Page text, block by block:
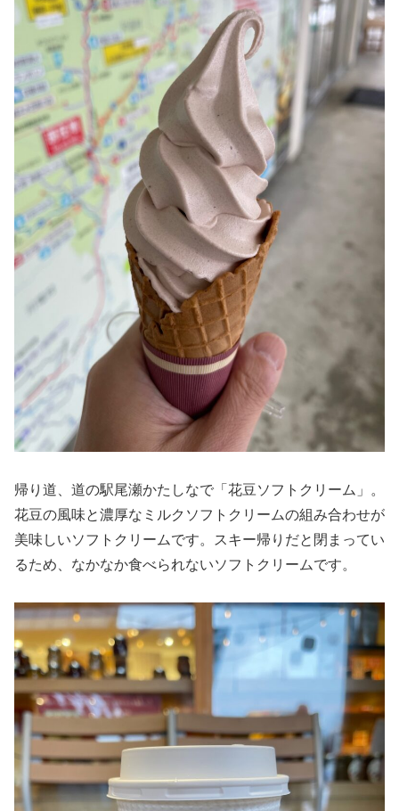
帰り道、道の駅尾瀬かたしなで「花豆ソフトクリーム」。
花豆の風味と濃厚なミルクソフトクリームの組み合わせが
美味しいソフトクリームです。スキー帰りだと閉まってい
るため、なかなか食べられないソフトクリームです。